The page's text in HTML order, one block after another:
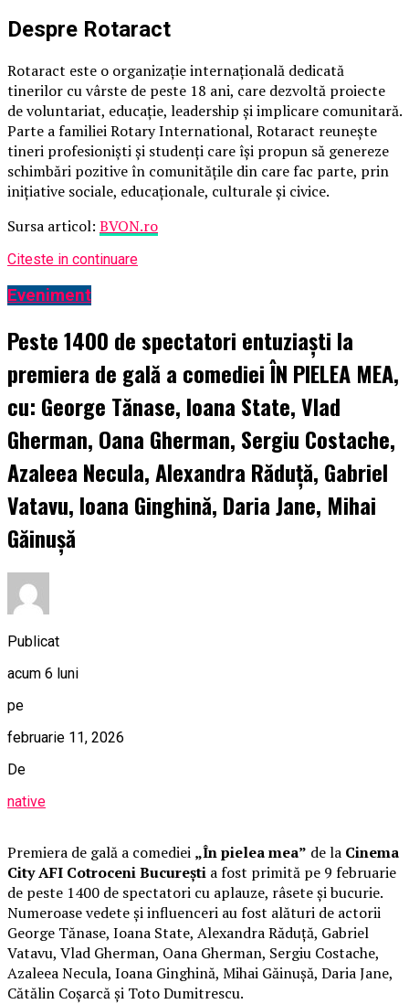
Despre Rotaract
Rotaract este o organizație internațională dedicată
tinerilor cu vârste de peste 18 ani, care dezvoltă proiecte
de voluntariat, educație, leadership și implicare comunitară.
Parte a familiei Rotary International, Rotaract reunește
tineri profesioniști și studenți care își propun să genereze
schimbări pozitive în comunitățile din care fac parte, prin
inițiative sociale, educaționale, culturale și civice.
Sursa articol: BVON.ro
Citeste in continuare
Eveniment
Peste 1400 de spectatori entuziaști la
premiera de gală a comediei ÎN PIELEA MEA,
cu: George Tănase, Ioana State, Vlad
Gherman, Oana Gherman, Sergiu Costache,
Azaleea Necula, Alexandra Răduță, Gabriel
Vatavu, Ioana Ginghină, Daria Jane, Mihai
Găinușă
Publicat
acum 6 luni
pe
februarie 11, 2026
De
native
Premiera de gală a comediei „În pielea mea” de la Cinema
City AFI Cotroceni București a fost primită pe 9 februarie
de peste 1400 de spectatori cu aplauze, râsete și bucurie.
Numeroase vedete și influenceri au fost alături de actorii
George Tănase, Ioana State, Alexandra Răduță, Gabriel
Vatavu, Vlad Gherman, Oana Gherman, Sergiu Costache,
Azaleea Necula, Ioana Ginghină, Mihai Găinușă, Daria Jane,
Cătălin Coșarcă și Toto Dumitrescu.